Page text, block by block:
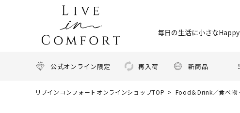
毎日の生活に小さな
公式オンライン限定 再入荷 新商品
リブインコンフォートオンラインショップTOP Food＆Drink／食べ物